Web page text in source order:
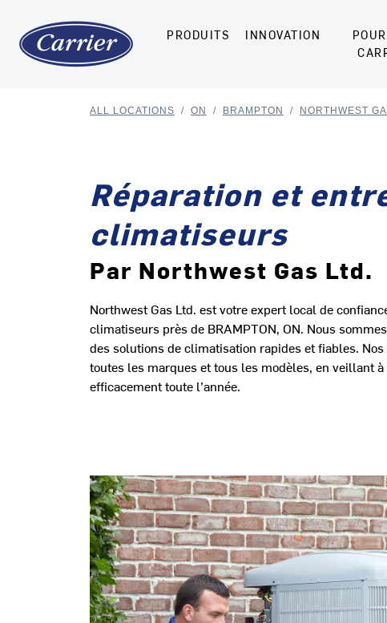
PRODUITS INNOVATION
ALL LOCATIONS / ON / BRAMPTON / NORTHWEST
Réparation et
climatiseurs
Par Northwest Gas Ltd.
Northwest Gas Ltd. est votre expert local de
climatiseurs près de BRAMPTON, ON. Nous
des solutions de climatisation rapides et fiables.
toutes les marques et tous les modèles, en veillant
efficacement toute l’année.